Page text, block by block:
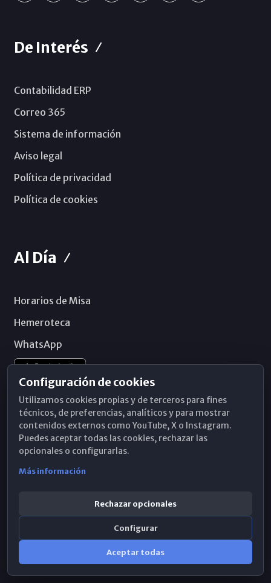
De Interés
Contabilidad ERP
Correo 365
Sistema de información
Aviso legal
Política de privacidad
Política de cookies
Al Día
Horarios de Misa
Hemeroteca
WhatsApp
Configuración de cookies
Utilizamos cookies propias y de terceros para fines
técnicos, de preferencias, analíticos y para mostrar
contenidos externos como YouTube, X o Instagram.
Puedes aceptar todas las cookies, rechazar las
opcionales o configurarlas.
Más información
Rechazar opcionales
Configurar
Aceptar todas